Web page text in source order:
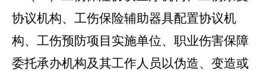
协议机构、工伤保险辅助器具配置协议机
构、工伤预防项目实施单位、职业伤害保障
委托承办机构及其工作人员以伪造、变造或